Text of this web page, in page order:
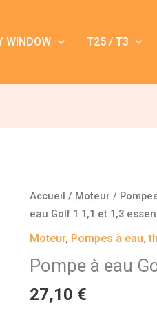
WINDOW T25 / T3
Accueil / Moteur /
eau Golf 1 1,1 et 1,3
Moteur, Pompes à eau,
Pompe à eau
27,10 €
quantité
de
Pompe
eau
1